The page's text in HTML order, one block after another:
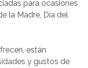
para ocasiones
la Madre, Día del
están
y gustos de